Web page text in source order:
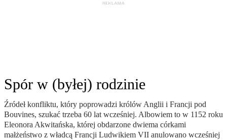
Spór w (byłej) rodzinie
Źródeł konfliktu, który poprowadzi królów Anglii i Francji pod
Bouvines, szukać trzeba 60 lat wcześniej. Albowiem to w 1152 roku
Eleonora Akwitańska, której obdarzone dwiema córkami
małżeństwo z władcą Francji Ludwikiem VII anulowano wcześniej